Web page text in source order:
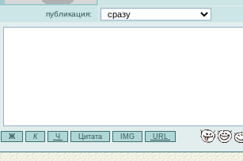
публикация: